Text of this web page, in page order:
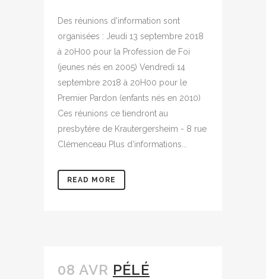
Des réunions d'information sont
organisées : Jeudi 13 septembre 2018
à 20H00 pour la Profession de Foi
(jeunes nés en 2005) Vendredi 14
septembre 2018 à 20H00 pour le
Premier Pardon (enfants nés en 2010)
Ces réunions ce tiendront au
presbytère de Krautergersheim - 8 rue
Clémenceau Plus d'informations...
READ MORE
08 AVR PÉLÉ